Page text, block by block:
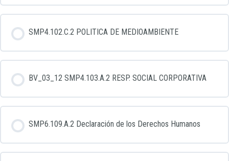
SMP4.102.C.2 POLITICA DE MEDIOAMBIENTE
BV_03_12 SMP4.103.A.2 RESP. SOCIAL CORPORATIVA
SMP6.109.A.2 Declaración de los Derechos Humanos